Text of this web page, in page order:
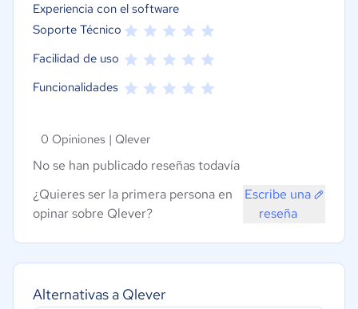
Alternativas a Qlever
Experiencia con el software
Soporte Técnico
Facilidad de uso
Funcionalidades
0 Opiniones | Qlever
No se han publicado reseñas todavía
¿Quieres ser la primera persona en
opinar sobre Qlever?
Escribe una
reseña